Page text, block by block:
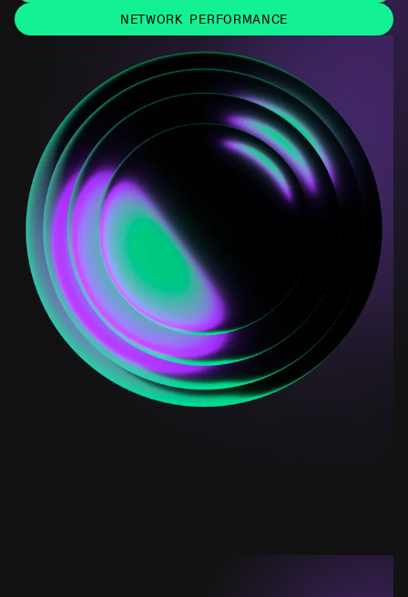
NETWORK PERFORMANCE